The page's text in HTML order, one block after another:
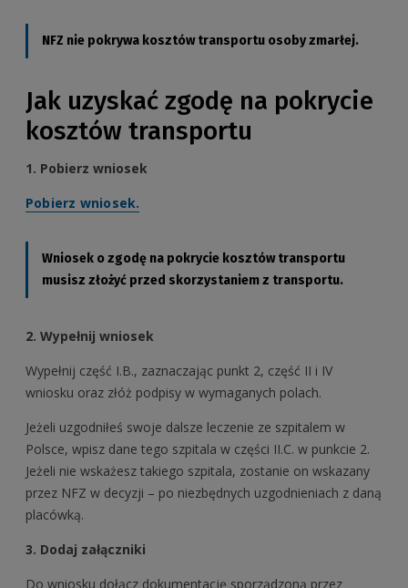
NFZ nie pokrywa kosztów transportu osoby zmarłej.
Jak uzyskać zgodę na pokrycie
kosztów transportu
1. Pobierz wniosek
Pobierz wniosek.
Wniosek o zgodę na pokrycie kosztów transportu
musisz złożyć przed skorzystaniem z transportu.
2. Wypełnij wniosek
Wypełnij część I.B., zaznaczając punkt 2, część II i IV
wniosku oraz złóż podpisy w wymaganych polach.
Jeżeli uzgodniłeś swoje dalsze leczenie ze szpitalem w
Polsce, wpisz dane tego szpitala w części II.C. w punkcie 2.
Jeżeli nie wskażesz takiego szpitala, zostanie on wskazany
przez NFZ w decyzji – po niezbędnych uzgodnieniach z daną
placówką.
3. Dodaj załączniki
Do wniosku dołącz dokumentację sporządzoną przez